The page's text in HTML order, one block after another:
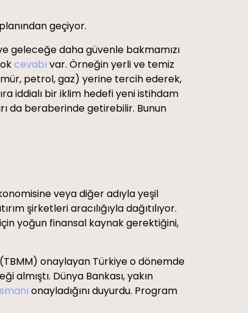
geçiyor.
geleceğe daha güvenle bakmamızı
cevabı var. Örneğin yerli ve temiz
petrol, gaz) yerine tercih ederek,
iddialı bir iklim hedefi yeni istihdam
da beraberinde getirebilir. Bunun
veya diğer adıyla yeşil
şirketleri aracılığıyla dağıtılıyor.
yoğun finansal kaynak gerektiğini,
(TBMM) onaylayan Türkiye o dönemde
almıştı. Dünya Bankası, yakın
onayladığını duyurdu. Program